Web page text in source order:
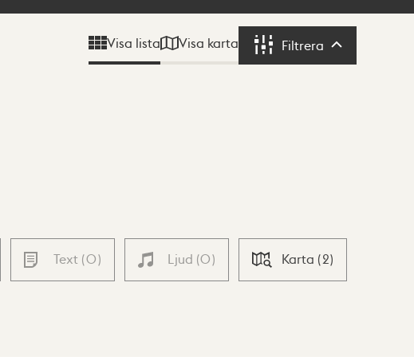
Visa lista Visa karta Filtrera Filtrera
Text (0) Ljud (0) Karta (2)